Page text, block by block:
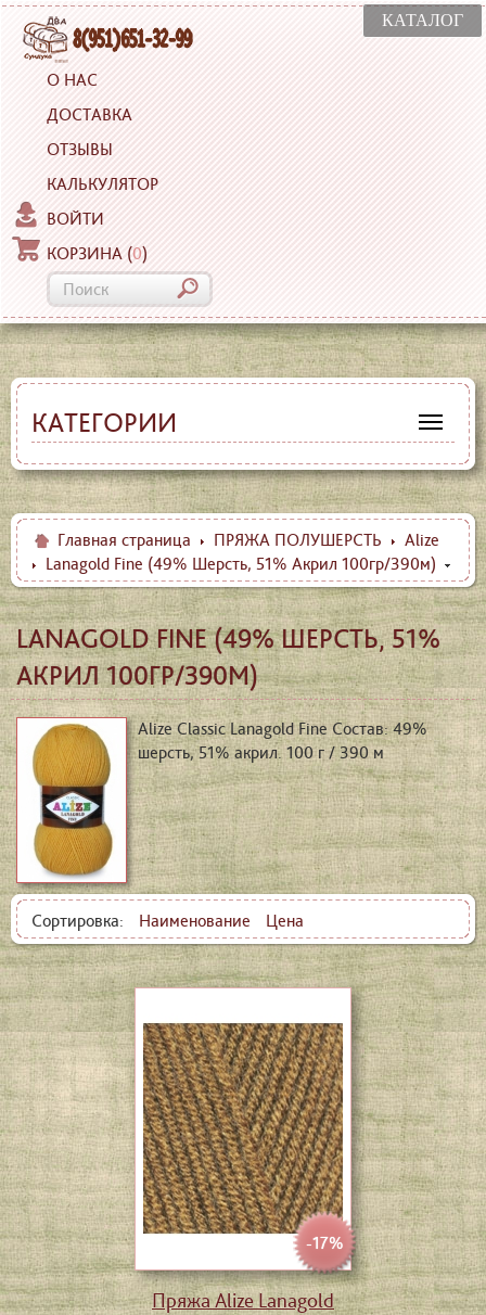
КАТАЛОГ
О НАС
ДОСТАВКА
ОТЗЫВЫ
КАЛЬКУЛЯТОР
ВОЙТИ
КОРЗИНА (0)
КАТЕГОРИИ
Главная страница ПРЯЖА ПОЛУШЕРСТЬ
Alize
Lanagold Fine (49% Шерсть, 51% Акрил 100гр/390м)
LANAGOLD FINE (49% ШЕРСТЬ, 51%
АКРИЛ 100ГР/390М)
Alize Classic Lanagold Fine Состав: 49%
шерсть, 51% акрил. 100 г / 390 м
Сортировка: Наименование Цена
-17%
Пряжа Alize Lanagold